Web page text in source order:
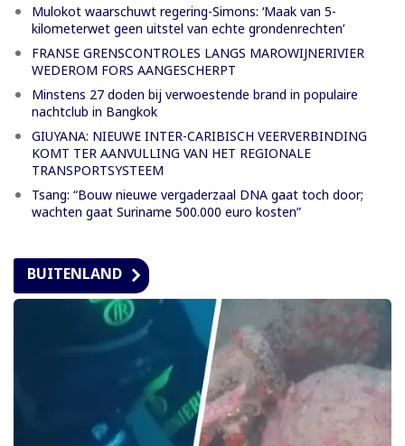
Mulokot waarschuwt regering-Simons: ‘Maak van 5-
kilometerwet geen uitstel van echte grondenrechten’
FRANSE GRENSCONTROLES LANGS MAROWIJNERIVIER
WEDEROM FORS AANGESCHERPT
Minstens 27 doden bij verwoestende brand in populaire
nachtclub in Bangkok
GIUYANA: NIEUWE INTER-CARIBISCH VEERVERBINDING
KOMT TER AANVULLING VAN HET REGIONALE
TRANSPORTSYSTEEM
Tsang: “Bouw nieuwe vergaderzaal DNA gaat toch door;
wachten gaat Suriname 500.000 euro kosten”
BUITENLAND